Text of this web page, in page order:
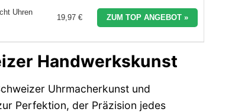
Uhren
19,97 € ZUM TOP ANGEBOT »
Handwerkskunst
Uhrmacherkunst und
Perfektion, der Präzision jedes